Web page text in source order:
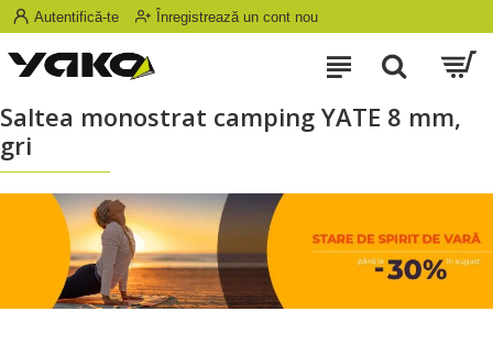
Autentifică-te Înregistrează un cont nou
Saltea monostrat camping YATE 8 mm,
gri